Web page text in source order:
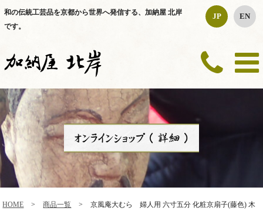
和の伝統工芸品を京都から世界へ発信する、加納屋 北岸
です。
JP EN
HOME > 商品一覧 >
京風庵大むら 婦人用 六寸五分 化粧京扇子(藤色) 木